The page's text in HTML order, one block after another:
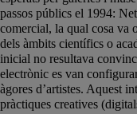
passos públics el 1994:
comercial, la qual cosa va
dels àmbits científics o
inicial no resultava
electrònic es van
àgores d’artistes. Aquest
pràctiques creatives